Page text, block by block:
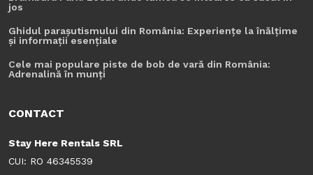
jos
Ghidul parașutismului din România: Experiențe la înălțime
și informații esențiale
Cele mai populare piste de bob de vară din România:
Adrenalină în munți
CONTACT
Stay Here Rentals SRL
CUI: RO 46345539